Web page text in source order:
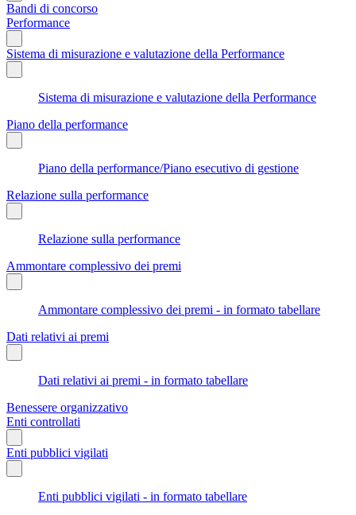
Bandi di concorso
Performance
Sistema di misurazione e valutazione della Performance
Sistema di misurazione e valutazione della Performance
Piano della performance
Piano della performance/Piano esecutivo di gestione
Relazione sulla performance
Relazione sulla performance
Ammontare complessivo dei premi
Ammontare complessivo dei premi - in formato tabellare
Dati relativi ai premi
Dati relativi ai premi - in formato tabellare
Benessere organizzativo
Enti controllati
Enti pubblici vigilati
Enti pubblici vigilati - in formato tabellare